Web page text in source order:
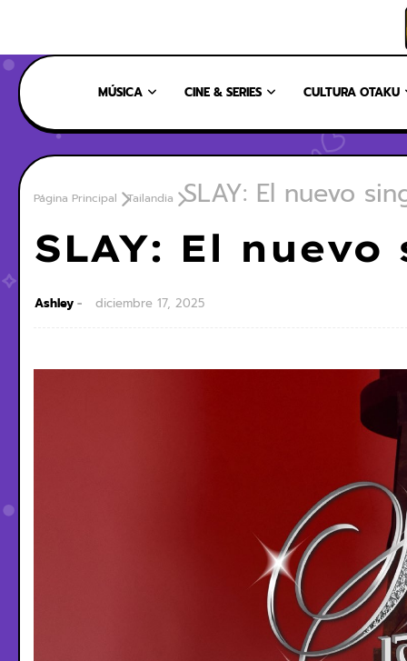
MÚSICA CINE & SERIES CULTURA OTAKU
Página Principal Tailandia SLAY: El nuevo
SLAY: El
Ashley diciembre 17, 2025